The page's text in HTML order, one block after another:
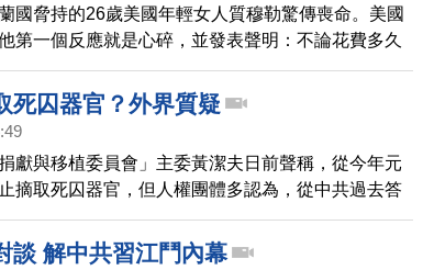
國脅持的26歲美國年輕女人質穆勒驚傳喪命。美國
第一個反應就是心碎，並發表聲明：不論花費多久
到要為她被挾持和喪生負責的恐怖分子，將他們繩
死囚器官？外界質疑
獻與移植委員會」主委黃潔夫日前聲稱，從今年元
摘取死囚器官，但人權團體多認為，從中共過去答
的承諾、法規和法律，並沒有帶來實質改變，這個
，美國ABC調查記者日前也針對中國死囚器官交易
談 解中共習江鬥內幕